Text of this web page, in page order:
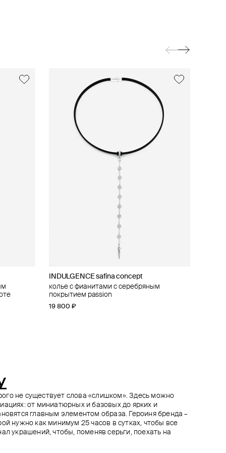
INDULGENCE safina concept
колье с фианитами с серебряным
покрытием passion
19 800 ₽
с
Moonka
ожерелье с горным хрусталем эмаль
11 635 ₽ 17 900 ₽ −35%
при оплате онлайн
Panfil
черный ободок-чокер
25 000 ₽
Herald Percy
многослойное колье с большим крестом
14 310 ₽ 15 900 ₽ −10%
при оплате онлайн
не существует слова «слишком». Здесь можно
от миниатюрных и базовых до ярких и
главным элементом образа. Героиня бренда –
нужно как минимум 25 часов в сутках, чтобы все
украшений, чтобы, поменяв серьги, поехать на